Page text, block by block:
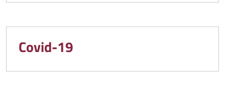
Covid-19